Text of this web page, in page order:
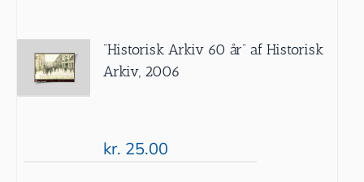
”Historisk Arkiv 60 år” af Historisk
Arkiv, 2006
kr. 25.00